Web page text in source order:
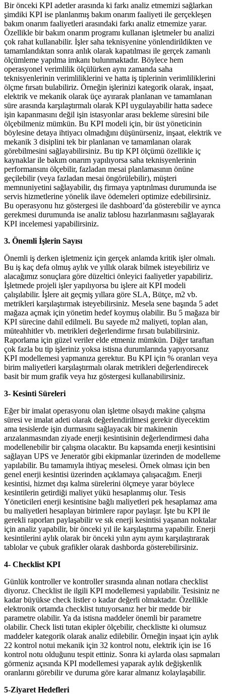
Bir önceki KPI adetler arasında ki farkı analiz etmemizi sağlarkan
şimdiki KPI ise planlanmış bakım onarım faaliyeti ile gerçekleşen
bakım onarım faaliyetleri arasındaki farkı analiz etmemize yarar.
Özellikle bir bakım onarım programı kullanan işletmeler bu analizi
çok rahat kullanabilir. İşler saha teknisyenine yönlendirildikten ve
tamamlandıktan sonra anlık olarak kapatılması ile gerçek zamanlı
ölçümleme yapılma imkanı bulunmaktadır. Böylece hem
operasyonel verimlilik ölçülürken aynı zamanda saha
teknisyenlerinin verimliliklerini ve hatta iş tiplerinin verimliliklerini
ölçme fırsatı bulabiliriz. Örneğin işlerinizi kategorik olarak, inşaat,
elektrik ve mekanik olarak üçe ayırarak planlanan ve tamamlanan
süre arasında karşılaştırmalı olarak KPI uygulayabilir hatta sadece
işin kapanmasını değil işin istasyonlar arası bekleme süresini bile
ölçebilmeniz mümkün. Bu KPI modeli için, bir üst yöneticinin
böylesine detaya ihtiyacı olmadığını düşünürseniz, inşaat, elektrik ve
mekanik 3 disiplini tek bir planlanan ve tamamlanan olarak
görebilmesini sağlayabilirsiniz. Bu tip KPI ölçümü özellikle iç
kaynaklar ile bakım onarım yapılıyorsa saha teknisyenlerinin
performansını ölçebilir, fazladan mesai planlamasının önüne
geçilebilir (veya fazladan mesai öngörülebilir), müşteri
memnuniyetini sağlayabilir, dış firmaya yaptırılması durumunda ise
servis hizmetlerine yönelik ilave ödemeleri optimize edebilirsiniz.
Bu operasyonu hız göstergesi ile dashboard’da gösterebilir ve ayrıca
gerekmesi durumunda ise analiz tablosu hazırlanmasını sağlayarak
KPI incelemesi yapabilirsiniz.
3. Önemli İşlerin Sayısı
Önemli iş derken işletmeniz için gerçek anlamda kritik işler olmalı.
Bu iş kaç defa olmuş aylık ve yıllık olarak bilmek isteyebiliriz ve
alacağımız sonuçlara göre düzeltici önleyici faaliyetler yapabiliriz.
İşletmede projeli işler yapılıyorsa bu işlere ait KPI modeli
çalışılabilir. İşlere ait geçmiş yıllara göre SLA, Bütçe, m2 vb.
metrikleri karşılaştırmak isteyebilirsiniz. Mesela sene başında 5 adet
mağaza açmak için yönetim hedef koymuş olabilir. Bu 5 mağaza bir
KPI sürecine dahil edilmeli. Bu sayede m2 maliyeti, toplan alan,
müteahhitler vb. metrikleri değerlendirme fırsatı bulabilirsiniz.
Raporlama için güzel veriler elde etmeniz mümkün. Diğer taraftan
çok fazla bu tip işleriniz yoksa istisna durumlarında yapıyorsanız
KPI modellemesi yapmanıza gerektur. Bu KPI için % oranları veya
birim maliyetleri karşılaştırmalı olarak metrikleri değerlendirecek
basit bir mum grafik veya hız göstergesi kullanabilirsiniz.
3- Kesinti Süreleri
Eğer bir imalat operasyonu olan işletme olsaydı makine çalışma
süresi ve imalat adeti olarak değerlendirilmesi gerekir diyecektim
ama tesislerde işin durmasını sağlayacak bir makinenin
arızalanmasından ziyade enerji kesintisinin değerlendirmesi daha
modellenebilir bir çalışma olacaktır. Bu kapsamda enerji kesintisini
sağlayan UPS ve Jeneratör gibi ekipmanlar üzerinden de modelleme
yapılabilir. Bu tamamıyla ihtiyaç meselesi. Örnek olması için ben
genel enerji kesintisi üzerinden açıklamaya çalışacağım. Enerji
kesintisi, hizmet dışı kalma sürelerini ölçmeye yarar böylece
kesintilerin getirdiği maliyet yükü hesaplanmış olur. Tesis
Yöneticileri enerji kesintisine bağlı maliyetleri pek hesaplamaz ama
bu maliyetleri hesaplayan birimlere rapor paylaşır. İşte bu KPI ile
gerekli raporları paylaşabilir ve sık enerji kesintisi yaşanan noktalar
için analiz yapabilir, bir önceki yıl ile karşılaştırma yapabilir. Enerji
kesintilerini aylık olarak bir önceki yılın aynı ayını karşılaştırarak
tablolar ve çubuk grafikler olarak dashborda gösterebilirsiniz.
4- Checklist KPI
Günlük kontroller ve kontroller sırasında alınan notlara checklist
diyoruz. Checklist ile ilgili KPI modellemesi yapılabilir. Tesisiniz ne
kadar büyükse check listler o kadar değerli olmaktadır. Özellikle
elektronik ortamda checklist tutuyorsanız her bir medde bir
parametre olabilir. Ya da istisna maddeler önemli bir parametre
olabilir. Check listi tutan ekipler ölçebilir, checklistte ki olumsuz
maddeler kategorik olarak analiz edilebilir. Örneğin inşaat için aylık
22 kontrol notui mekanik için 32 kontrol notu, elektrik için ise 16
kontrol notu olduğunu tespit ettiniz. Sonra ki aylarda olası sapmaları
görmeniz açısında KPI modellemesi yaparak aylık değişkenlik
oranlarını görebilir ve duruma göre karar almanız kolaylaşabilir.
5-Ziyaret Hedefleri